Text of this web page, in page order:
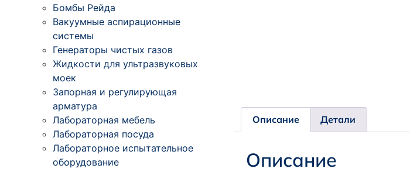
Бомбы Рейда
Вакуумные аспирационные
системы
Генераторы чистых газов
Жидкости для ультразвуковых
моек
Запорная и регулирующая
арматура
Лабораторная мебель
Лабораторная посуда
Лабораторное испытательное
оборудование
Описание Детали
Описание